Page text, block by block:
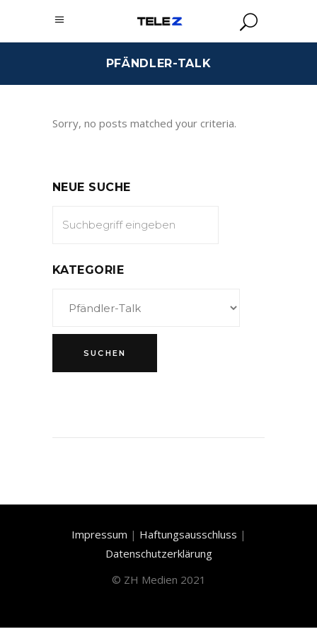
PFÄNDLER-TALK
Sorry, no posts matched your criteria.
NEUE SUCHE
KATEGORIE
Impressum | Haftungsausschluss |
Datenschutzerklärung
© ZH Medien 2021